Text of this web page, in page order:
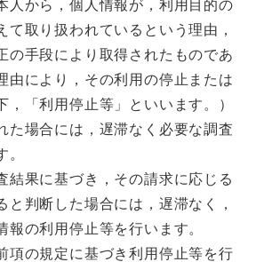
人から，個人情報が，利用目的の
て取り扱われているという理由，
の手段により取得されたものであ
由により，その利用の停止または
，「利用停止等」といいます。）
た場合には，遅滞なく必要な調査
。
結果に基づき，その請求に応じる
と判断した場合には，遅滞なく，
報の利用停止等を行います。
項の規定に基づき利用停止等を行